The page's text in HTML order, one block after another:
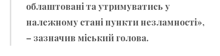
облаштовані та утримуватись у
належному стані пункти незламності»,
– зазначив міський голова.